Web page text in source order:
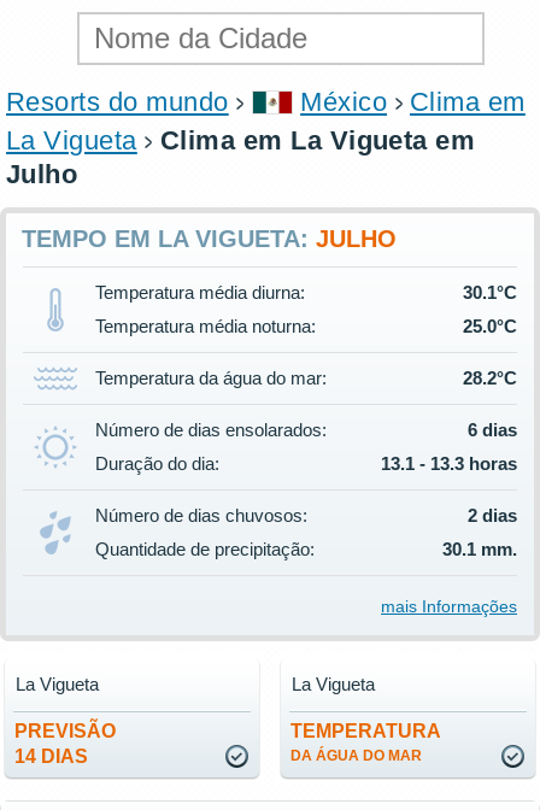
Resorts do mundo México
Clima em
La Vigueta
Clima em La Vigueta em
Julho
TEMPO EM LA VIGUETA: JULHO
Temperatura média diurna:
30.1°C
Temperatura média noturna:
25.0°C
Temperatura da água do mar: 28.2°C
Número de dias ensolarados:
6 dias
Duração do dia:
13.1 - 13.3 horas
Número de dias chuvosos:
2 dias
Quantidade de precipitação:
30.1 mm.
mais Informações
PREVISÃO
14 DIAS
La Vigueta
TEMPERATURA
DA ÁGUA DO MAR
La Vigueta